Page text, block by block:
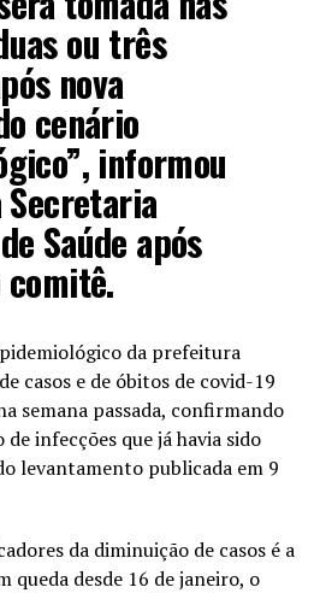
ou três
nova
cenário
informou
Secretaria
Saúde após
comitê.
da prefeitura
casos e de óbitos de covid-19
semana passada, confirmando
infecções que já havia sido
levantamento publicada em 9
da diminuição de casos é a
queda desde 16 de janeiro, o